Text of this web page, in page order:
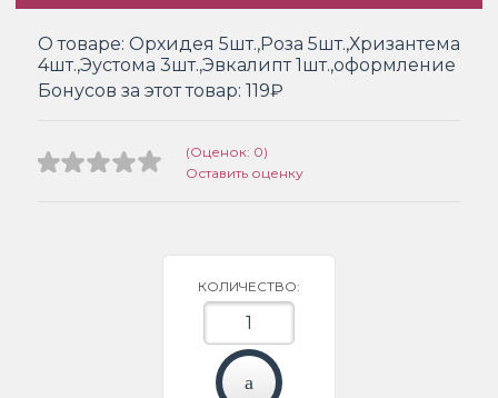
О товаре: Орхидея 5шт.,Роза 5шт.,Хризантема
4шт.,Эустома 3шт.,Эвкалипт 1шт.,оформление
Бонусов за этот товар: 119₽
(Оценок: 0)
Оставить оценку
КОЛИЧЕСТВО: